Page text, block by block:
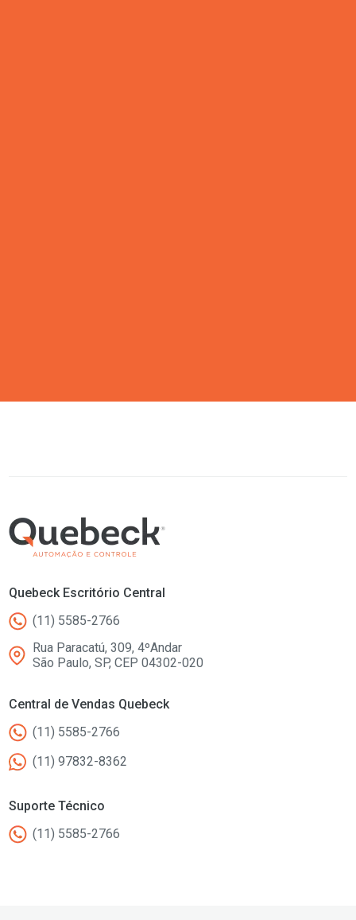
Quebeck Escritório Central
(11) 5585-2766
Rua Paracatú, 309, 4ºAndar
São Paulo, SP, CEP 04302-020
Central de Vendas Quebeck
(11) 5585-2766
(11) 97832-8362
Suporte Técnico
(11) 5585-2766